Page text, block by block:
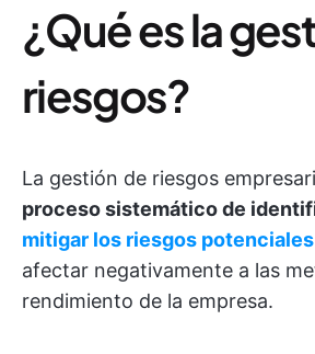
¿Qué es la
riesgos?
La gestión de riesgos
proceso sistemático de
mitigar los riesgos potenciales
afectar negativamente a las
rendimiento de la empresa.